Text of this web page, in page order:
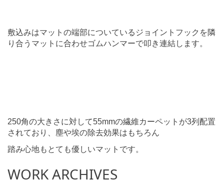
敷込みはマットの端部についているジョイントフックを隣
り合うマットに合わせゴムハンマーで叩き連結します。
250角の大きさに対して55mmの繊維カーペットが3列配置
されており、塵や埃の除去効果はもちろん
踏み心地もとても優しいマットです。
WORK ARCHIVES